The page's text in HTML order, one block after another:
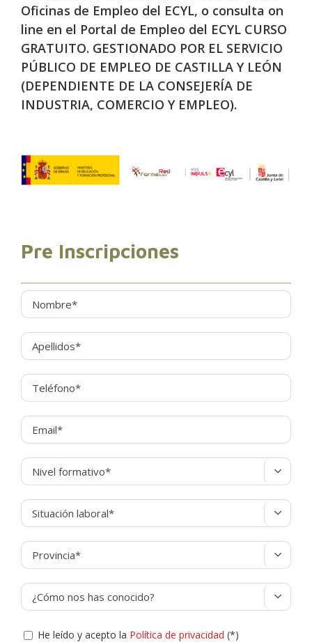
Oficinas de Empleo del ECYL, o consulta on
line en el Portal de Empleo del ECYL CURSO
GRATUITO. GESTIONADO POR EL SERVICIO
PÚBLICO DE EMPLEO DE CASTILLA Y LEÓN
(DEPENDIENTE DE LA CONSEJERÍA DE
INDUSTRIA, COMERCIO Y EMPLEO).
Pre Inscripciones




He leído y acepto la Política de privacidad (*)